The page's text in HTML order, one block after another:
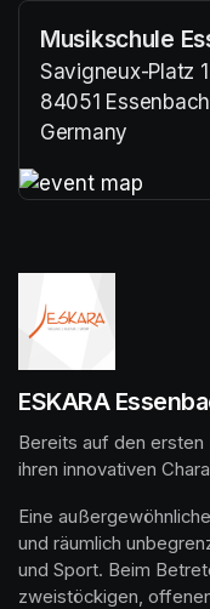
Musikschule
Savigneux-Platz 1
84051 Essenbach
Germany
ESKARA
Bereits auf den ersten
ihren innovativen
Eine
und räumlich
und Sport. Beim
zweistöckigen,